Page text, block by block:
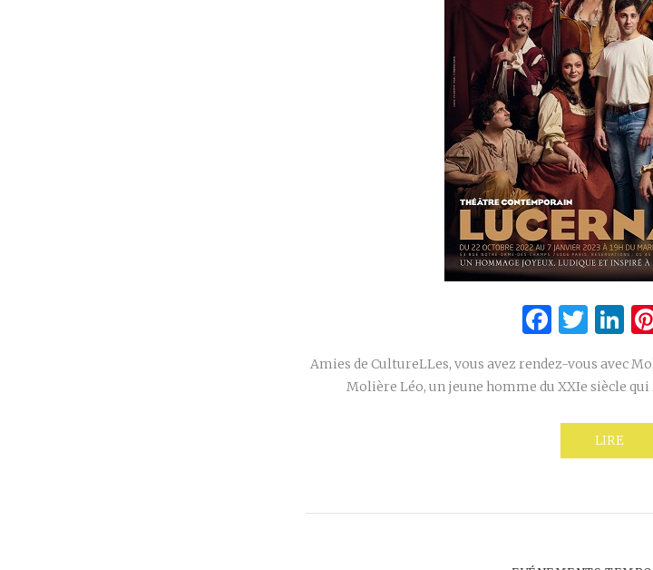
Amies de CultureLLes, vous avez rendez-vous avec
Molière Léo, un jeune homme du XXIe siècle
LIRE